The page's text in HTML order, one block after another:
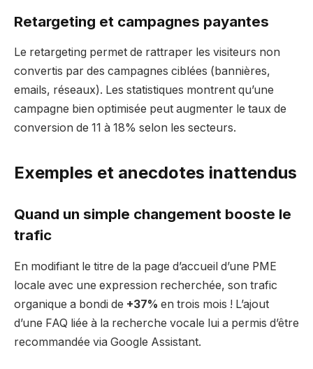
Retargeting et campagnes payantes
Le retargeting permet de rattraper les visiteurs non
convertis par des campagnes ciblées (bannières,
emails, réseaux). Les statistiques montrent qu’une
campagne bien optimisée peut augmenter le taux de
conversion de 11 à 18% selon les secteurs.
Exemples et anecdotes inattendus
Quand un simple changement booste le
trafic
En modifiant le titre de la page d’accueil d’une PME
locale avec une expression recherchée, son trafic
organique a bondi de +37% en trois mois ! L’ajout
d’une FAQ liée à la recherche vocale lui a permis d’être
recommandée via Google Assistant.